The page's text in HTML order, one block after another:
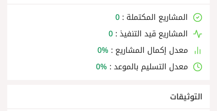
المشاريع المكتملة :0
المشاريع قيد التنفيذ :0
معدل إكمال المشاريع : 0%
معدل التسليم بالموعد : 0%
التوثيقات